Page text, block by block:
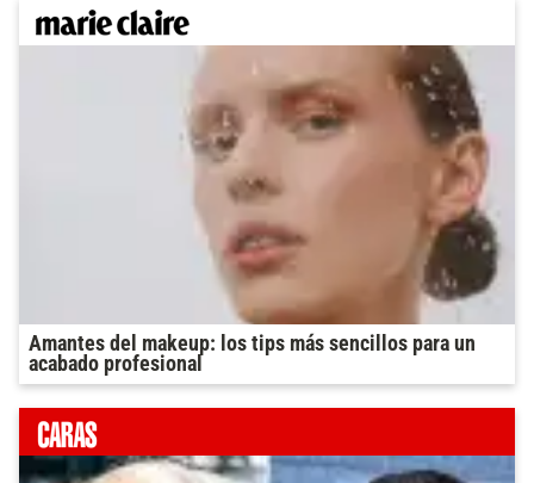
Amantes del makeup: los tips más sencillos para un
acabado profesional